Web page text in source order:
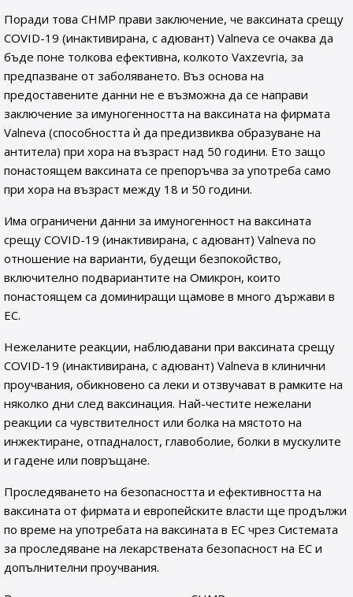
Поради това CHMP прави заключение, че ваксината срещу
COVID-19 (инактивирана, с адювант) Valneva се очаква да
бъде поне толкова ефективна, колкото Vaxzevria, за
предпазване от заболяването. Въз основа на
предоставените данни не е възможна да се направи
заключение за имуногенността на ваксината на фирмата
Valneva (способността ѝ да предизвиква образуване на
антитела) при хора на възраст над 50 години. Ето защо
понастоящем ваксината се препоръчва за употреба само
при хора на възраст между 18 и 50 години.
Има ограничени данни за имуногенност на ваксината
срещу COVID-19 (инактивирана, с адювант) Valneva по
отношение на варианти, будещи безпокойство,
включително подвариантите на Омикрон, които
понастоящем са доминиращи щамове в много държави в
ЕС.
Нежеланите реакции, наблюдавани при ваксината срещу
COVID-19 (инактивирана, с адювант) Valneva в клинични
проучвания, обикновено са леки и отзвучават в рамките на
няколко дни след ваксинация. Най-честите нежелани
реакции са чувствителност или болка на мястото на
инжектиране, отпадналост, главоболие, болки в мускулите
и гадене или повръщане.
Проследяването на безопасността и ефективността на
ваксината от фирмата и европейските власти ще продължи
по време на употребата на ваксината в ЕС чрез Системата
за проследяване на лекарствената безопасност на ЕС и
допълнителни проучвания.